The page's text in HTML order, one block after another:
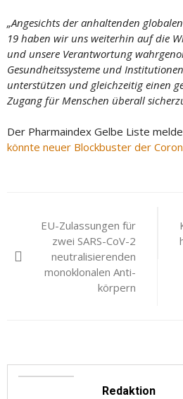
„Angesichts der anhaltenden
19 haben wir uns weiterhin auf die
und unsere Verantwortung
Gesundheitssysteme und
unterstützen und gleichzeitig einen
Zugang für Menschen überall
Der Pharmaindex Gelbe Liste
könnte neuer Blockbuster der
EU-Zu­las­sun­gen für
zwei SARS-CoV-2
neu­tra­li­sie­ren­den
mo­no­klo­na­len An­ti­
kör­pern
Redaktion